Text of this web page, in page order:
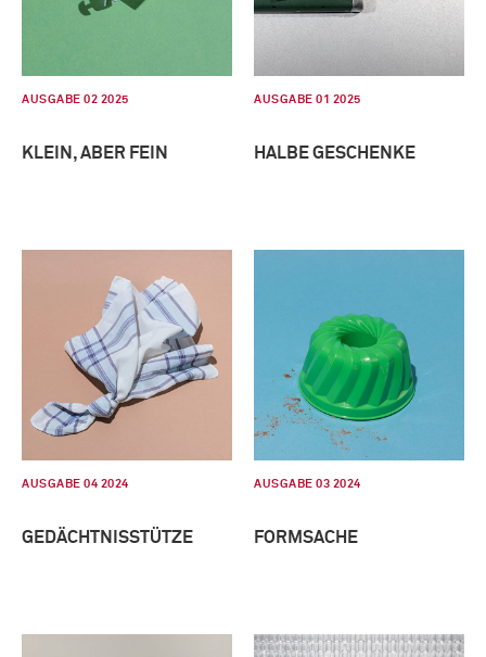
AUSGABE 02 2025
KLEIN, ABER FEIN
AUSGABE 01 2025
HALBE GESCHENKE
AUSGABE 04 2024
GEDÄCHTNISSTÜTZE
AUSGABE 03 2024
FORMSACHE